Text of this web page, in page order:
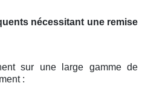
nécessitant une remise
sur une large gamme de
: